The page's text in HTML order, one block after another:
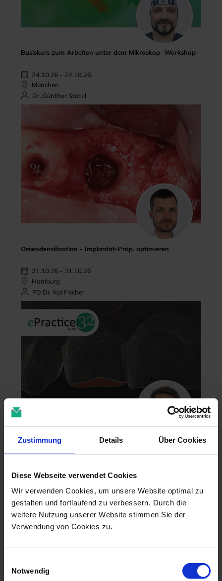
Zustimmung Details Über Cookies
Diese Webseite verwendet Cookies
Wir verwenden Cookies, um unsere Website optimal zu
gestalten und fortlaufend zu verbessern. Durch die
weitere Nutzung unserer Website stimmen Sie der
Verwendung von Cookies zu.
Notwendig
Basiskurs zum Arbeiten unter dem Mikroskop -Workshop-
24.10.26 - 24.10.26
München
Dr. Günther Stöckl
Osseodensification - Implantat-Präp. optimieren
31.10.26 - 31.10.26
Hamburg
PD Dr. Kai Fischer
Zahntechnik im 4D-Zeitalter
online
Dr. Christian Leonhardt